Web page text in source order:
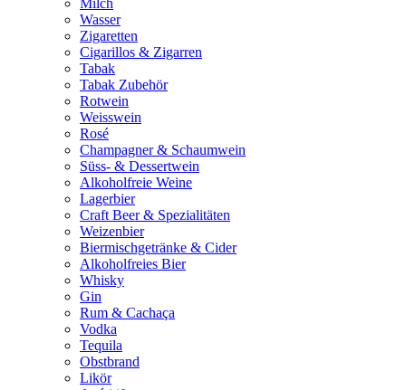
Milch
Wasser
Zigaretten
Cigarillos & Zigarren
Tabak
Tabak Zubehör
Rotwein
Weisswein
Rosé
Champagner & Schaumwein
Süss- & Dessertwein
Alkoholfreie Weine
Lagerbier
Craft Beer & Spezialitäten
Weizenbier
Biermischgetränke & Cider
Alkoholfreies Bier
Whisky
Gin
Rum & Cachaça
Vodka
Tequila
Obstbrand
Likör